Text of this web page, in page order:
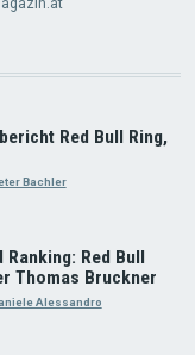
Red Bull Ring,
Bachler
Ranking: Red Bull
Thomas Bruckner
Alessandro